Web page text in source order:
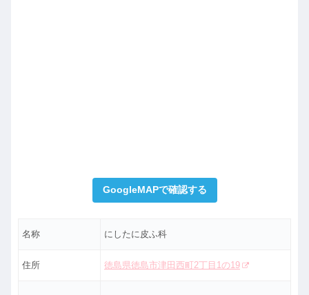
GoogleMAPで確認する
名称 にしたに皮ふ科
住所 徳島県徳島市津田西町2丁目1の19